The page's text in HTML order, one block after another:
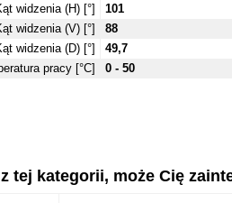
widzenia (H) [°]
101
widzenia (V) [°]
88
widzenia (D) [°]
49,7
pracy [°C]
0 - 50
tej kategorii, może Cię